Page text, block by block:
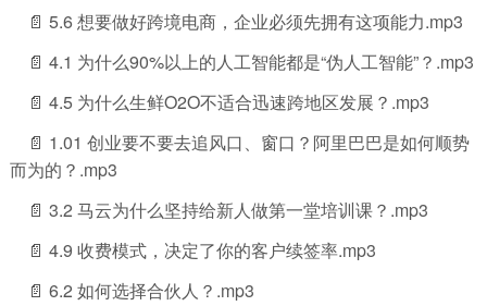
📄 5.6 想要做好跨境电商，企业必须先拥有这项能力.mp3
📄 4.1 为什么90%以上的人工智能都是“伪人工智能”？.mp3
📄 4.5 为什么生鲜O2O不适合迅速跨地区发展？.mp3
📄 1.01 创业要不要去追风口、窗口？阿里巴巴是如何顺势
而为的？.mp3
📄 3.2 马云为什么坚持给新人做第一堂培训课？.mp3
📄 4.9 收费模式，决定了你的客户续签率.mp3
📄 6.2 如何选择合伙人？.mp3